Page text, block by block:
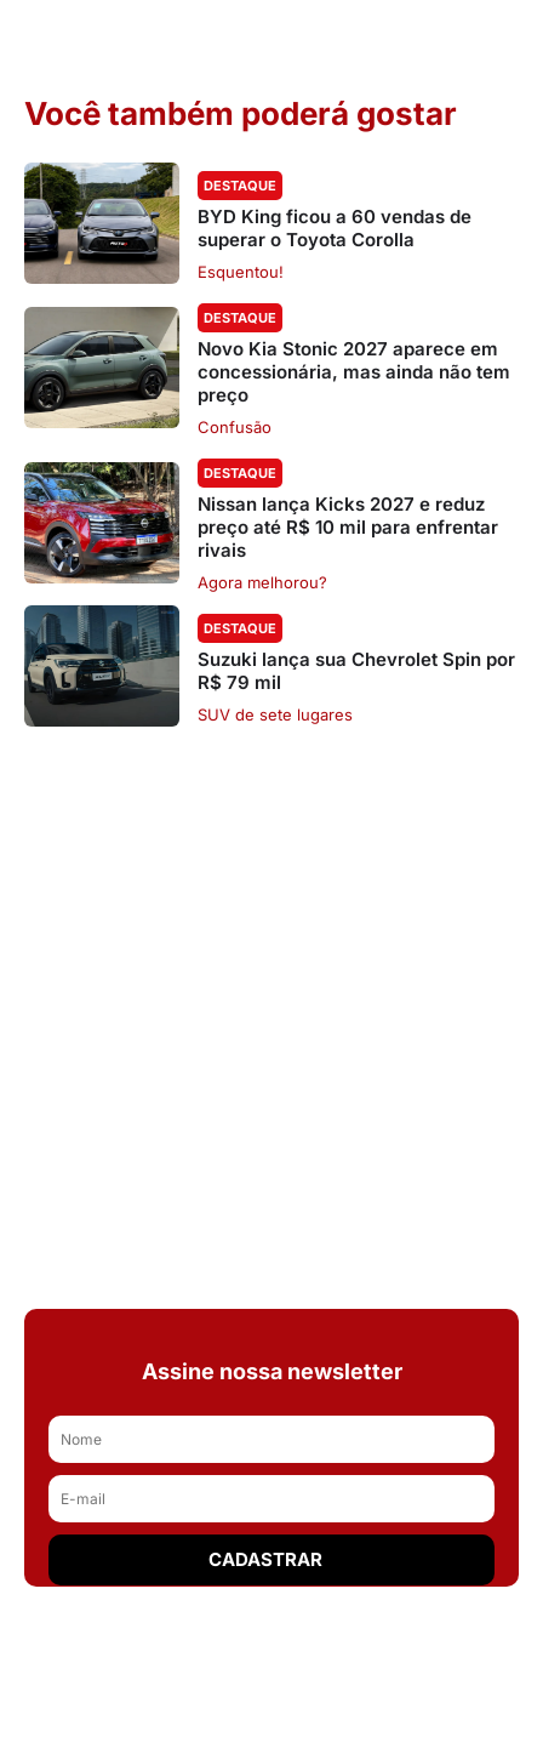
Você também poderá gostar
DESTAQUE
BYD King ficou a 60 vendas de
superar o Toyota Corolla
Esquentou!
DESTAQUE
Novo Kia Stonic 2027 aparece em
concessionária, mas ainda não tem
preço
Confusão
DESTAQUE
Nissan lança Kicks 2027 e reduz
preço até R$ 10 mil para enfrentar
rivais
Agora melhorou?
DESTAQUE
Suzuki lança sua Chevrolet Spin por
R$ 79 mil
SUV de sete lugares
Assine nossa newsletter